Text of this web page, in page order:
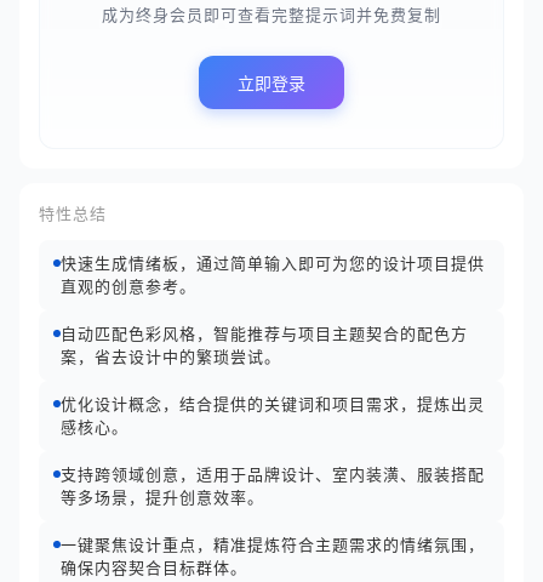
成为终身会员即可查看完整提示词并免费复制
立即登录
特性总结
快速生成情绪板，通过简单输入即可为您的设计项目提供
直观的创意参考。
自动匹配色彩风格，智能推荐与项目主题契合的配色方
案，省去设计中的繁琐尝试。
优化设计概念，结合提供的关键词和项目需求，提炼出灵
感核心。
支持跨领域创意，适用于品牌设计、室内装潢、服装搭配
等多场景，提升创意效率。
一键聚焦设计重点，精准提炼符合主题需求的情绪氛围，
确保内容契合目标群体。